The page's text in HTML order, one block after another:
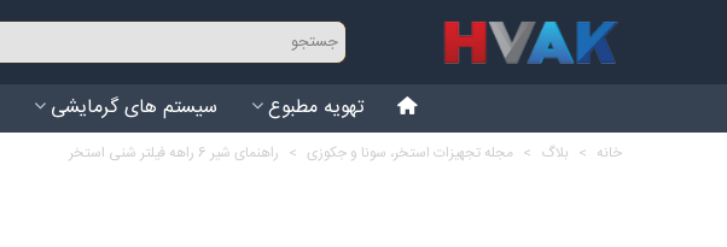
تهویه مطبوع سیستم های گرمایشی
خانه > بلاگ > مجله تجهیزات استخر، سونا و جکوزی > راهنمای شیر 6 راهه فیلتر شنی استخر